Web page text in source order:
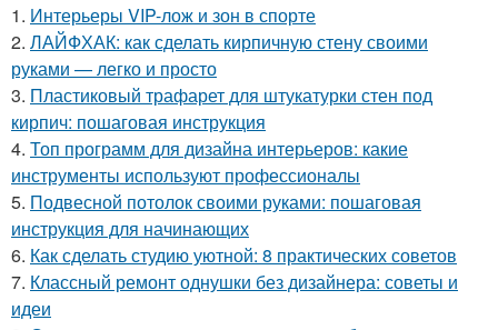
1. Интерьеры VIP-лож и зон в спорте
2. ЛАЙФХАК: как сделать кирпичную стену своими
руками — легко и просто
3. Пластиковый трафарет для штукатурки стен под
кирпич: пошаговая инструкция
4. Топ программ для дизайна интерьеров: какие
инструменты используют профессионалы
5. Подвесной потолок своими руками: пошаговая
инструкция для начинающих
6. Как сделать студию уютной: 8 практических советов
7. Классный ремонт однушки без дизайнера: советы и
идеи